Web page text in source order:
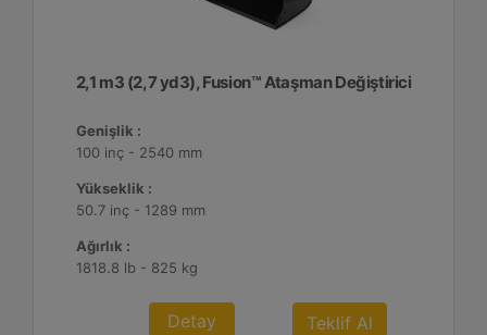
2,1 m3 (2,7 yd3), Fusion™ Ataşman Değiştirici
Genişlik :
100 inç - 2540 mm
Yükseklik :
50.7 inç - 1289 mm
Ağırlık :
1818.8 lb - 825 kg
Detay Teklif Al